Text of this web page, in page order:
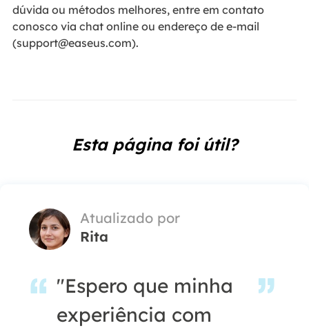
dúvida ou métodos melhores, entre em contato
conosco via chat online ou endereço de e-mail
(support@easeus.com).
Esta página foi útil?
Atualizado por
Rita
"Espero que minha
experiência com